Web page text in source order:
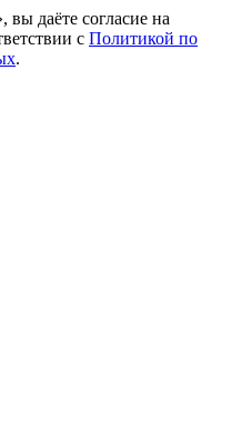
даёте согласие на
с Политикой по
.